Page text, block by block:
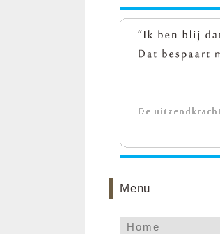
Menu
Home